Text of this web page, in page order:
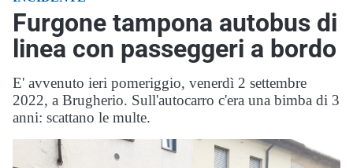
Furgone tampona autobus di
linea con passeggeri a bordo
E' avvenuto ieri pomeriggio, venerdì 2 settembre
2022, a Brugherio. Sull'autocarro c'era una bimba di 3
anni: scattano le multe.